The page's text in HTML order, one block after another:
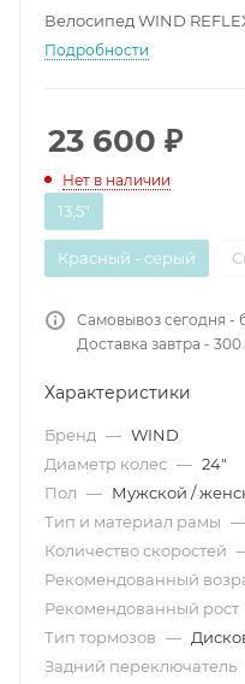
Велосипед WIND
Подробности
23 600 ₽
Нет в наличии
13,5"
Красный - серый
Самовывоз сегодня -
Доставка завтра - 300
Характеристики
Бренд — WIND
Диаметр колес — 24"
Пол — Мужской /
Тип и материал рамы —
Количество скоростей
Рекомендованный
Рекомендованный рост
Тип тормозов —
Задний переключатель